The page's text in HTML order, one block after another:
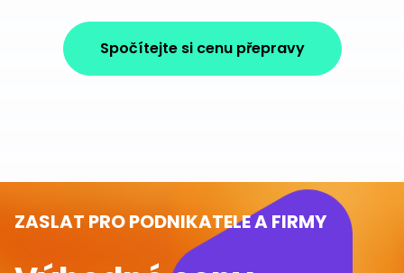
Spočítejte si cenu přepravy
ZASLAT PRO PODNIKATELE A FIRMY